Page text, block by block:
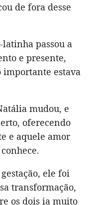
de fora desse
passou a
e presente,
importante estava
mudou, e
oferecendo
e aquele amor
ele foi
transformação,
os dois ia muito